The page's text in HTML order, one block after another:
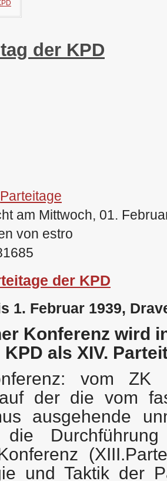
der KPD
Parteitage
am Mittwoch, 01.
von estro
der KPD
1. Februar 1939,
Konferenz wird
KPD als XIV.
vom ZK
der die vom
ausgehende
die
und Taktik der